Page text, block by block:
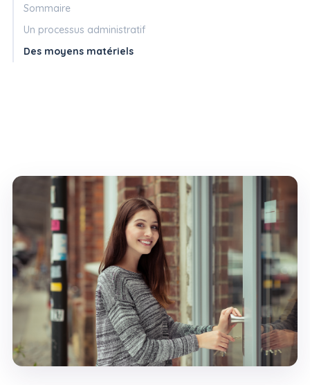
Sommaire
Un processus administratif
Des moyens matériels